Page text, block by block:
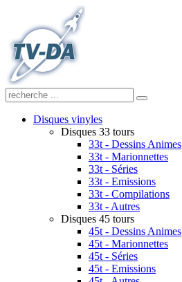
Disques vinyles
Disques 33 tours
33t - Dessins Animes
33t - Marionnettes
33t - Séries
33t - Emissions
33t - Compilations
33t - Autres
Disques 45 tours
45t - Dessins Animes
45t - Marionnettes
45t - Séries
45t - Emissions